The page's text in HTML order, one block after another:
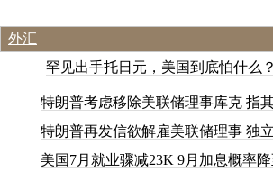
外汇
罕见出手托日 元 ， 美国到 底怕什么 ？
特朗普考虑移除美联储理事库克 指
特朗普再发信欲解雇美联储理事 独
美国7月就业骤减23K 9月加息概率降